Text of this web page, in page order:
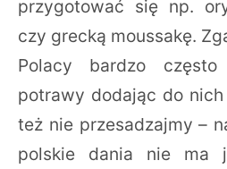
przygotować się np.
czy grecką moussakę.
Polacy bardzo
potrawy dodając do
też nie przesadzajmy –
polskie dania nie ma